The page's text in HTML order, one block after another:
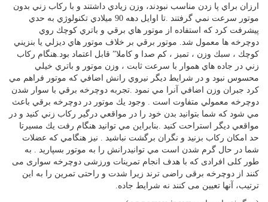
ارزان براي پا زدن مناسب نبودند، وزن زيادي داشتند و با ركاب زني بدون
موتور سرعت نمي گرفتند .تا اوايل دهه 90 ميلادي تكنولوژي به حدي
پيشرفت كرد كه استفاده از موتور هاي برقي و باتري كوچك روي
دوچرخه ها معمول شد. موتور برقي بر خلاف موتور هاي ديزلي يا بنزيني
كوچك ، سبك وزن ، تميز ، كم صدا و كاملا” قابل اعتماد بود.هنگام ركاب
زني در جاده هاي هموار با سرعت ثابت ، وزن موتور و باتري خيلي
محسوس نبود و در شرايط ديگر نيروي رانش اضافي كه موتور فراهم مي
كرد جبران وزن اضافي آنرا مي نمود .تجربه دوچرخه برقي با سوار شدن
دوچرخه معمولي متفاوت است . وجود يك موتور در دوچرخه برقي باعث
مي شود كه شما بتوانيد بدن خود را در مواقعي درگير ركاب زني كنيد و در
مواقعي ديگر استراحت كنيد .بنابراين مي توانيد هنگام رفت يك مسيرتا
حد امكان ركاب بزنيد و نگران برگشت نباشيد . نيز هنگامي كه عضلات
شما در حال گرم شدن است مي توانيدرانش را به موتور بسپاريد . به
طور كلی افرادی كه با هدف انجام تمرينات ورزشی دوچرخه سواری می
كنند از دوچرخه برقی راضی ترند زيرا شدت و راحتی تمرين را به اين
ترتيب، آنها تعيين می كنند نه شرايط جاده.